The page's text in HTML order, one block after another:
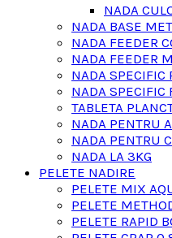
NADA
NADA BASE
NADA FEEDER
NADA FEEDER
NADA SPECIFIC
NADA SPECIFIC
TABLETA
NADA PENTRU
NADA PENTRU
NADA LA 3KG
PELETE NADIRE
PELETE MIX
PELETE
PELETE RAPID